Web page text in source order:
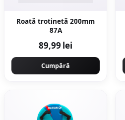
Roată trotinetă 200mm
87A
89,99 lei
Cumpără